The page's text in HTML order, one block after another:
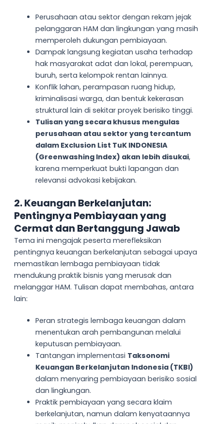
Perusahaan atau sektor dengan rekam jejak
pelanggaran HAM dan lingkungan yang masih
memperoleh dukungan pembiayaan.
Dampak langsung kegiatan usaha terhadap
hak masyarakat adat dan lokal, perempuan,
buruh, serta kelompok rentan lainnya.
Konflik lahan, perampasan ruang hidup,
kriminalisasi warga, dan bentuk kekerasan
struktural lain di sekitar proyek berisiko tinggi.
Tulisan yang secara khusus mengulas
perusahaan atau sektor yang tercantum
dalam Exclusion List TuK INDONESIA
(Greenwashing Index) akan lebih disukai,
karena memperkuat bukti lapangan dan
relevansi advokasi kebijakan.
2. Keuangan Berkelanjutan:
Pentingnya Pembiayaan yang
Cermat dan Bertanggung Jawab
Tema ini mengajak peserta merefleksikan
pentingnya keuangan berkelanjutan sebagai upaya
memastikan lembaga pembiayaan tidak
mendukung praktik bisnis yang merusak dan
melanggar HAM. Tulisan dapat membahas, antara
lain:
Peran strategis lembaga keuangan dalam
menentukan arah pembangunan melalui
keputusan pembiayaan.
Tantangan implementasi Taksonomi
Keuangan Berkelanjutan Indonesia (TKBI)
dalam menyaring pembiayaan berisiko sosial
dan lingkungan.
Praktik pembiayaan yang secara klaim
berkelanjutan, namun dalam kenyataannya